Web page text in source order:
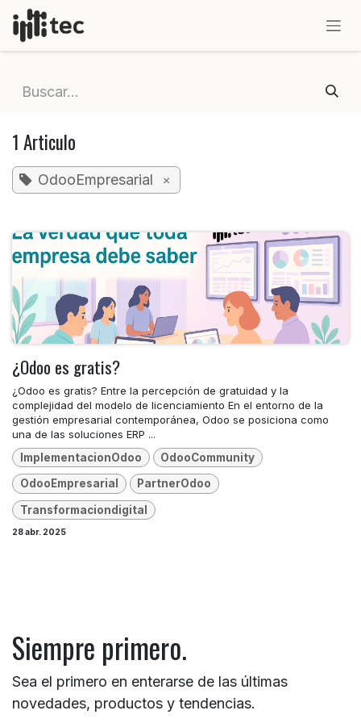
IR AL CONTENIDO
1 Articulo
OdooEmpresarial ×
¿Odoo es gratis?
¿Odoo es gratis? Entre la percepción de gratuidad y la
complejidad del modelo de licenciamiento En el entorno de la
gestión empresarial contemporánea, Odoo se posiciona como
una de las soluciones ERP ...
ImplementacionOdoo
OdooCommunity
OdooEmpresarial PartnerOdoo
Transformaciondigital
28 abr. 2025
Siempre primero.
Sea el primero en enterarse de las últimas
novedades, productos y tendencias.